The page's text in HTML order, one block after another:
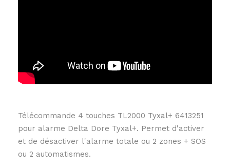
Télécommande 4 touches TL2000 Tyxal+ 6413251
pour alarme Delta Dore Tyxal+. Permet d'activer
et de désactiver l'alarme totale ou 2 zones + SOS
ou 2 automatismes.